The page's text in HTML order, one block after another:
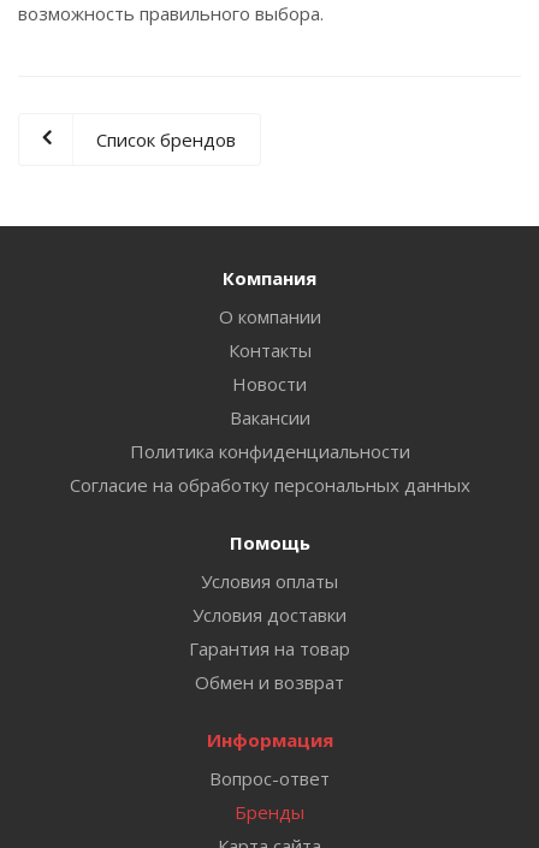
возможность правильного выбора.
Список брендов
Компания
О компании
Контакты
Новости
Вакансии
Политика конфиденциальности
Согласие на обработку персональных данных
Помощь
Условия оплаты
Условия доставки
Гарантия на товар
Обмен и возврат
Информация
Вопрос-ответ
Бренды